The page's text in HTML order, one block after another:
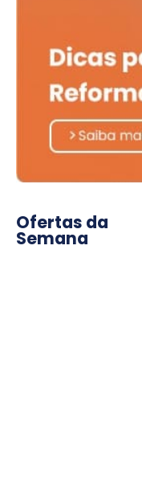
Ofertas da
Semana